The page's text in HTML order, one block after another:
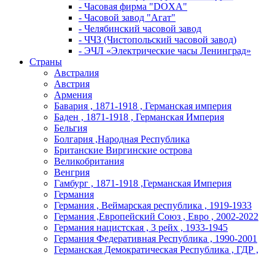
- Часовая фирма "DOXA"
- Часовой завод "Агат"
- Челябинский часовой завод
- ЧЧЗ (Чистопольский часовой завод)
- ЭЧЛ «Электрические часы Ленинград»
Страны
Австралия
Австрия
Армения
Бавария , 1871-1918 , Германская империя
Баден , 1871-1918 , Германская Империя
Бельгия
Болгария ,Народная Республика
Британские Виргинские острова
Великобритания
Венгрия
Гамбург , 1871-1918 ,Германская Империя
Германия
Германия , Веймарская республика , 1919-1933
Германия ,Европейский Союз , Евро , 2002-2022
Германия нацистская , 3 рейх , 1933-1945
Германия Федеративная Республика , 1990-2001
Германская Демократическая Республика , ГДР ,